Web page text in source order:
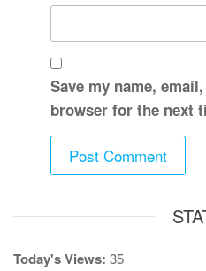
Save my name,
browser for the next
Today's Views: 35